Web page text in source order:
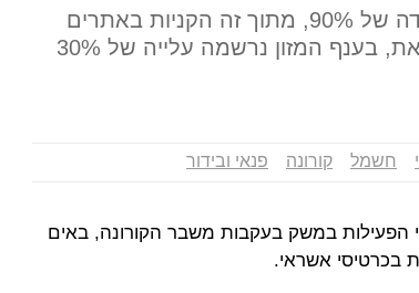
ברכישות במט"ח נרשמה ירידה של 90%, מתוך זה הקניות באתרים
בחו"ל ירדו ב-40%. לעומת זאת, בענף המזון נרשמה עלייה של 30%
חשמל קורונה פנאי ובידור
הפעילות במשק בעקבות משבר הקורונה, באים
בכרטיסי אשראי.